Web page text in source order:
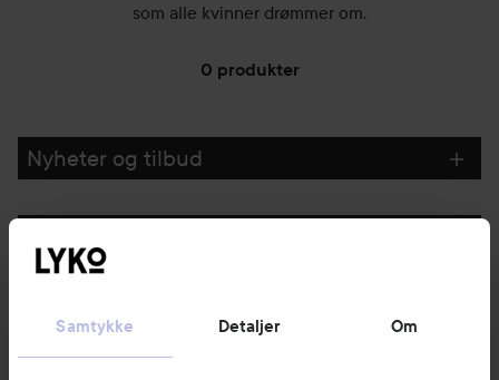
Samtykke Detaljer Om
som alle kvinner drømmer om.
0 produkter
GÅ TIL FILTRE
Nyheter og tilbud
Kundeservice